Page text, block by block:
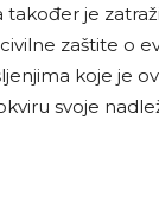
je
zaštite o
koje je
svoje